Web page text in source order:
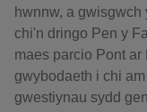
hwnnw, a gwisgwch
chi'n dringo Pen y
maes parcio Pont
gwybodaeth i chi
gwestiynau sydd